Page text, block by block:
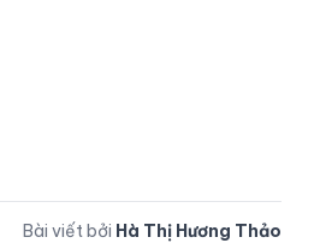
Bài viết bởi Hà Thị Hương Thảo